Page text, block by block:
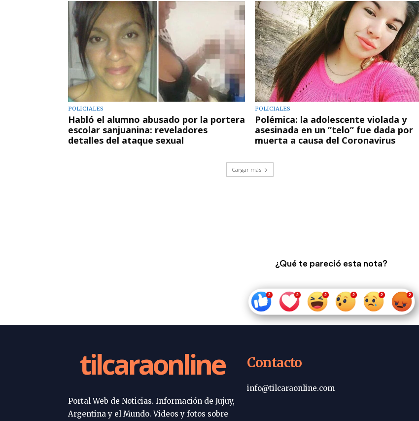
POLICIALES
Habló el alumno abusado por la portera
escolar sanjuanina: reveladores
detalles del ataque sexual
POLICIALES
Polémica: la adolescente violada y
asesinada en un “telo” fue dada por
muerta a causa del Coronavirus
Cargar más
¿Qué te pareció esta nota?
tilcaraonline
Portal Web de Noticias. Información de Jujuy,
Argentina y el Mundo. Videos y fotos sobre
Contacto
info@tilcaraonline.com